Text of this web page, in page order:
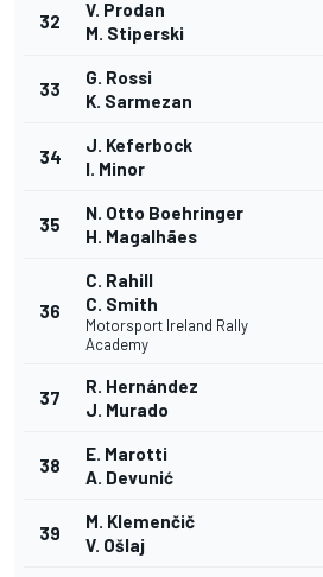
32
V. Prodan
M. Stiperski
33
G. Rossi
K. Sarmezan
34
J. Keferbock
I. Minor
35
N. Otto Boehringer
H. Magalhães
36
C. Rahill
C. Smith
Motorsport Ireland Rally
Academy
37
R. Hernández
J. Murado
38
E. Marotti
A. Devunić
39
M. Klemenčič
V. Ošlaj